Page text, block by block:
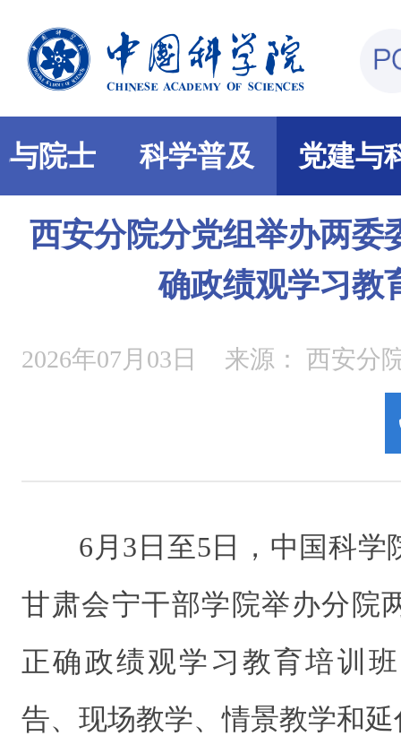
与院士 科学普及 党建与
西安分院分党组举办两委
确政绩观学习教
2026年07月03日 来源： 西安分
6月3日至5日，中国科学
甘肃会宁干部学院举办分院
正确政绩观学习教育培训
告、现场教学、情景教学和